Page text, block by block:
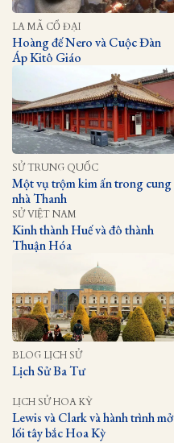
LA MÃ CỔ ĐẠI
Hoàng đế Nero và Cuộc Đàn
Áp Kitô Giáo
SỬ TRUNG QUỐC
Một vụ trộm kim ấn trong cung
nhà Thanh
SỬ VIỆT NAM
Kinh thành Huế và đô thành
Thuận Hóa
BLOG LỊCH SỬ
Lịch Sử Ba Tư
LỊCH SỬ HOA KỲ
Lewis và Clark và hành trình mở
lối tây bắc Hoa Kỳ